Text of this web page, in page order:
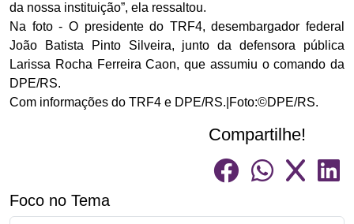
da nossa instituição”, ela ressaltou.
Na foto - O presidente do TRF4, desembargador federal
João Batista Pinto Silveira, junto da defensora pública
Larissa Rocha Ferreira Caon, que assumiu o comando da
DPE/RS.
Com informações do TRF4 e DPE/RS.|Foto:©DPE/RS.
Compartilhe!
Foco no Tema